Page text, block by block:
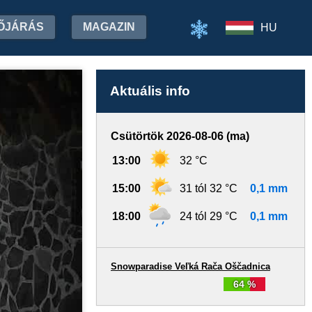
MAGAZIN HU
Aktuális info
Csütörtök 2026-08-06 (ma)
13:00 32 °C
15:00 31 tól 32 °C 0,1 mm
18:00 24 tól 29 °C 0,1 mm
64 %
Snowparadise Veľká Rača Oščadnica